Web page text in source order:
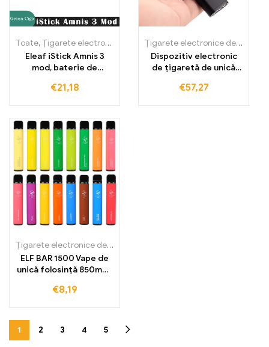
Toate, Țigarete electronice de unică folosință ,Țigarete
Eleaf iStick Amnis 3
mod, baterie de
€21,18
Țigarete electronice de unică folosință
Dispozitiv electronic
de țigaretă de unică
reîncărcabilă de 350
€57,27
Țigarete electronice de unică folosință
ELF BAR 1500 Vape de
unică folosință 850mAh
€8,19
1 2 3 4 5